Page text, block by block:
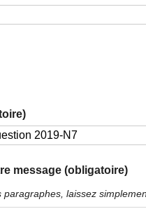
message (obligatoire)
paragraphes, laissez